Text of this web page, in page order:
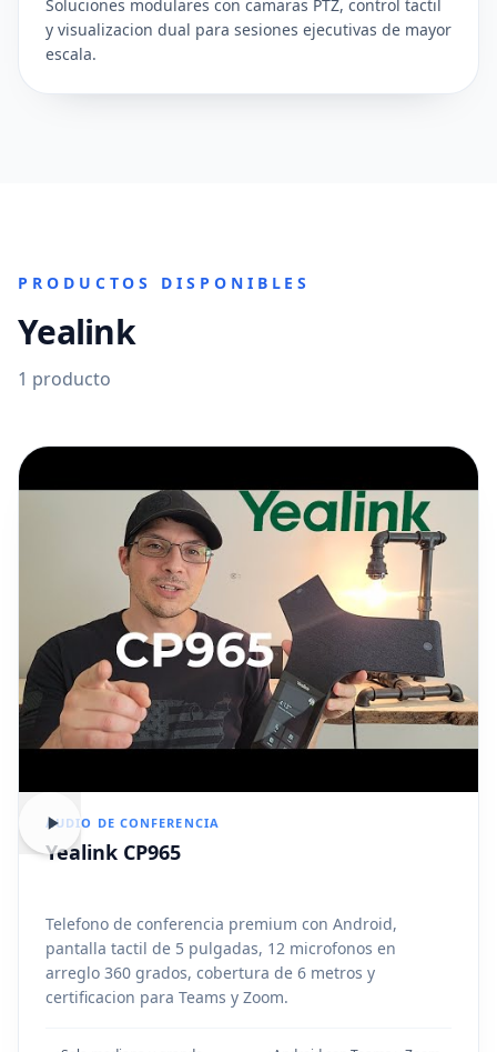
Soluciones modulares con camaras PTZ, control tactil
y visualizacion dual para sesiones ejecutivas de mayor
escala.
PRODUCTOS DISPONIBLES
Yealink
1 producto
AUDIO DE CONFERENCIA
Yealink CP965
Telefono de conferencia premium con Android,
pantalla tactil de 5 pulgadas, 12 microfonos en
arreglo 360 grados, cobertura de 6 metros y
certificacion para Teams y Zoom.